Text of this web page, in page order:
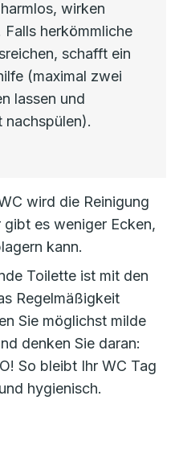
wirken
Falls herkömmliche
schafft ein
(maximal zwei
lassen und
nachspülen).
wird die Reinigung
gibt es weniger Ecken,
kann.
Toilette ist mit den
Regelmäßigkeit
Sie möglichst milde
denken Sie daran:
So bleibt Ihr WC Tag
hygienisch.